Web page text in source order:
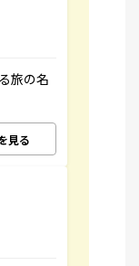
旅の名
見る